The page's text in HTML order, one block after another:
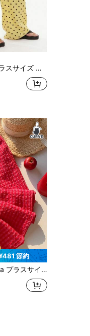
柄 カジュアル ルーズパンツ
節約
春夏 カジュアル チェック柄パンツ